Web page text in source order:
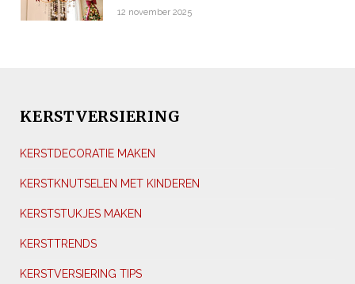
12 november 2025
KERSTVERSIERING
KERSTDECORATIE MAKEN
KERSTKNUTSELEN MET KINDEREN
KERSTSTUKJES MAKEN
KERSTTRENDS
KERSTVERSIERING TIPS